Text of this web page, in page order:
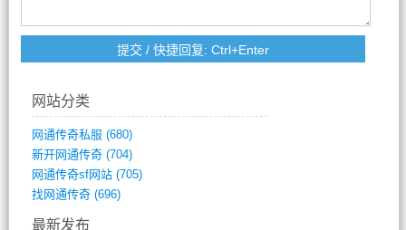
网站分类
网通传奇私服 (680)
新开网通传奇(704)
网通传奇sf网站(705)
找网通传奇(696)
最新发布